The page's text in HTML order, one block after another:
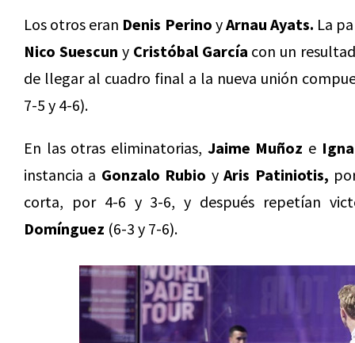
Los otros eran Denis Perino yArnau Ayats. La
Nico Suescun y Cristóbal García con un
de llegar al cuadro final a la nueva unión
7-5 y 4-6).
En las otras eliminatorias, Jaime Muñoz e
instancia a Gonzalo Rubio yAris Patiniotis,
corta, por 4-6 y 3-6, y después repetían
Domínguez (6-3 y 7-6).